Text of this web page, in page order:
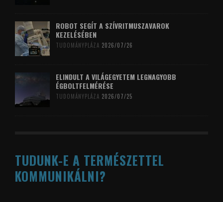
ROBOT SEGÍT A SZÍVRITMUSZAVAROK
KEZELÉSÉBEN
TUDOMÁNYPLÁZA 2026/07/26
ELINDULT A VILÁGEGYETEM LEGNAGYOBB
ÉGBOLTFELMÉRÉSE
TUDOMÁNYPLÁZA 2026/07/25
TUDUNK-E A TERMÉSZETTEL
KOMMUNIKÁLNI?